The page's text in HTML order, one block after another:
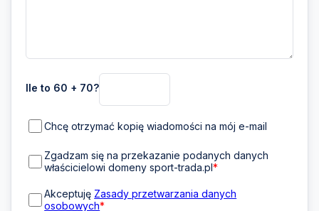
Ile to 60 + 70?
Chcę otrzymać kopię wiadomości na mój e-mail
Zgadzam się na przekazanie podanych danych
właścicielowi domeny sport-trada.pl*
Akceptuję Zasady przetwarzania danych
osobowych*